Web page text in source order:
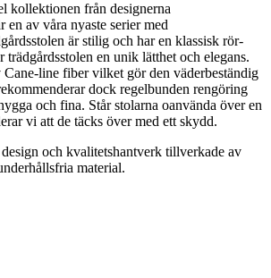
kollektionen från designerna
av våra nyaste serier med
är stilig och har en klassisk rör-
en unik lätthet och elegans.
line fiber vilket gör den väderbeständig
dock regelbunden rengöring
och fina. Står stolarna oanvända över en
vi att de täcks över med ett skydd.
och kvalitetshantverk tillverkade av
material.